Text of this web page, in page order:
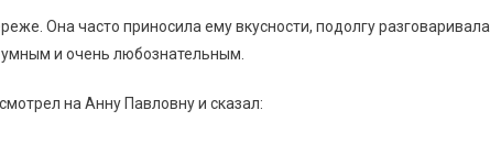
Она часто приносила ему вкусности, подолгу разговаривала
и очень любознательным.
на Анну Павловну и сказал: